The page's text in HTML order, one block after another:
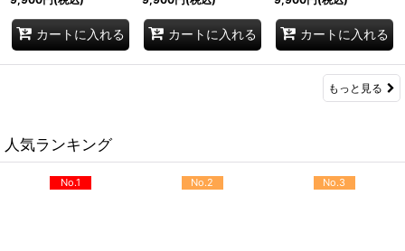
カートに入れる カートに入れる カートに入れる
もっと見る
人気ランキング
No.1 No.2 No.3